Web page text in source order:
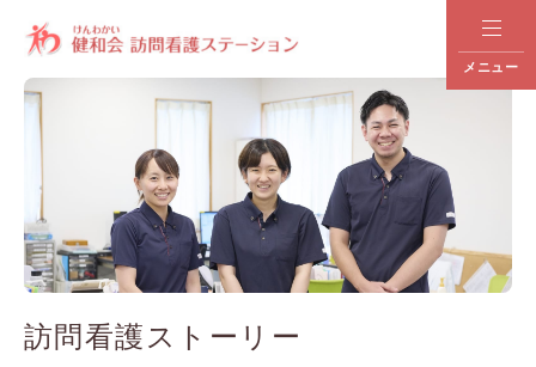
メニュー
訪問看護ストーリー